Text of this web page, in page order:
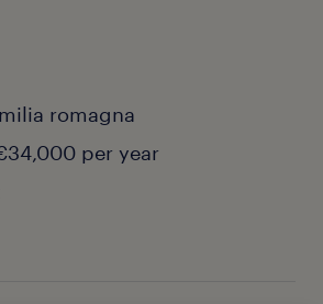
romagna
per year